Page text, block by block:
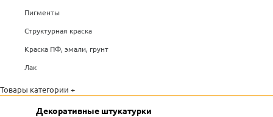
Пигменты
Структурная краска
Краска ПФ, эмали, грунт
Лак
Товары категории +
Декоративные штукатурки